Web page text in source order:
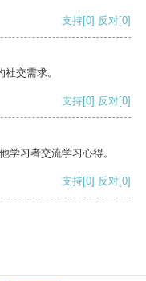
支持[0] 反对[0]
交需求。
支持[0] 反对[0]
学习者交流学习心得。
支持[0] 反对[0]